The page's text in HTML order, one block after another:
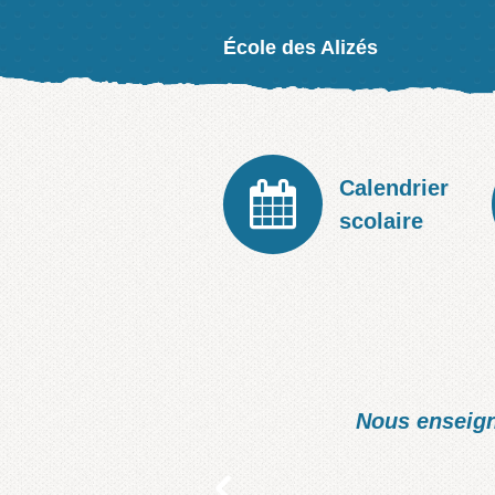
École des Alizés
Calendrier
scolaire
MESSAGE
D’ici au 27